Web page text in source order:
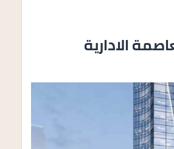
الادارية